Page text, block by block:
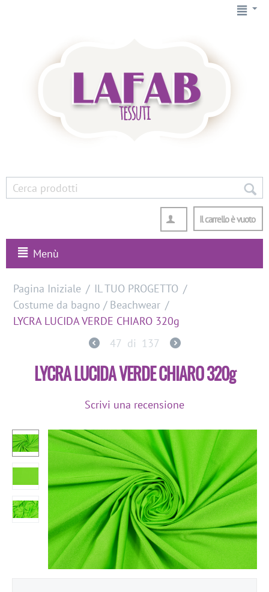
Il carrello è vuoto
Menù
Pagina Iniziale / IL TUO PROGETTO /
Costume da bagno / Beachwear /
LYCRA LUCIDA VERDE CHIARO 320g
47 di 137
LYCRA LUCIDA VERDE CHIARO 320g
Scrivi una recensione